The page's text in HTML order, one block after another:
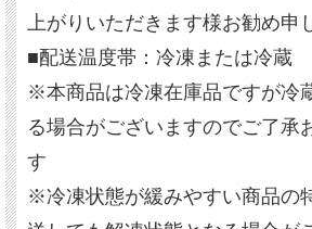
上がりいただきます様お勧め申
■配送温度帯：冷凍または冷蔵
※本商品は冷凍在庫品ですが冷
る場合がございますのでご了承
す
※冷凍状態が緩みやすい商品の